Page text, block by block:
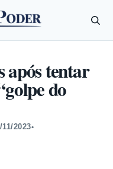
após tentar
do
11/2023•